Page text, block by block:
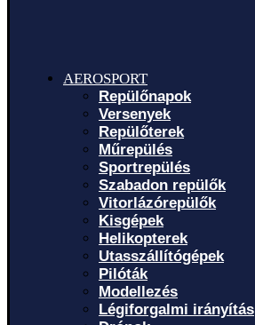
AEROSPORT
Repülőnapok
Versenyek
Repülőterek
Műrepülés
Sportrepülés
Szabadon repülők
Vitorlázórepülők
Kisgépek
Helikopterek
Utasszállítógépek
Pilóták
Modellezés
Légiforgalmi irányítás